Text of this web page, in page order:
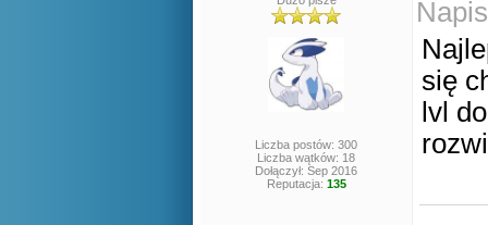
Liczba postów: 300
Liczba wątków: 18
Dołączył: Sep 2016
Reputacja: 135
się
lvl